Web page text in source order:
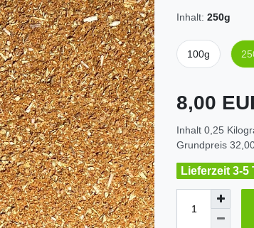
Inhalt: 250g
100g
8,00
Inhalt 0,25
Grundpreis
Lieferzeit 3-5